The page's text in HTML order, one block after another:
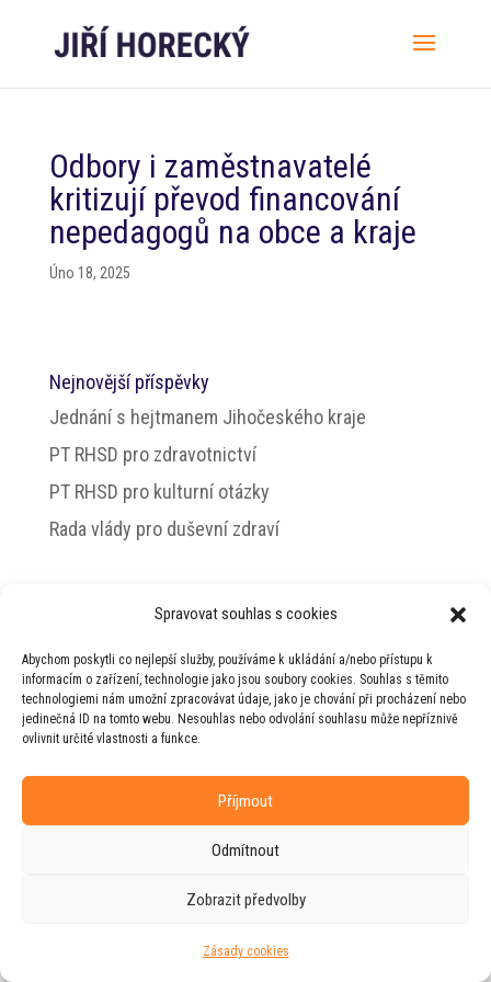
Spravovat souhlas s cookies
Abychom poskytli co nejlepší služby, používáme k ukládání a/nebo přístupu k
informacím o zařízení, technologie jako jsou soubory cookies. Souhlas s těmito
technologiemi nám umožní zpracovávat údaje, jako je chování při procházení nebo
jedinečná ID na tomto webu. Nesouhlas nebo odvolání souhlasu může nepříznivě
ovlivnit určité vlastnosti a funkce.
Příjmout
Odmítnout
Zobrazit předvolby
Zásady cookies
Odbory i zaměstnavatelé
kritizují převod financování
nepedagogů na obce a kraje
Úno 18, 2025
Nejnovější příspěvky
Jednání s hejtmanem Jihočeského kraje
PT RHSD pro zdravotnictví
PT RHSD pro kulturní otázky
Rada vlády pro duševní zdraví
Horeckého
Web vytvořila firmaRUDIve spolupráci s
agenturou